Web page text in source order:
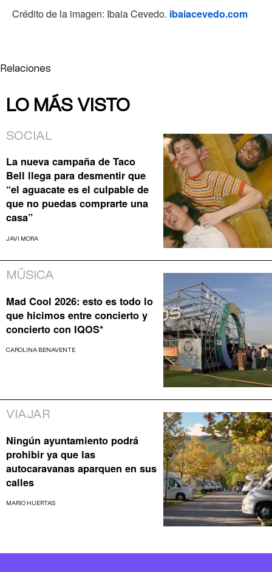
Crédito de la imagen: Ibaia Cevedo. ibaiacevedo.com
Relaciones
LO MÁS VISTO
SOCIAL
La nueva campaña de Taco
Bell llega para desmentir que
“el aguacate es el culpable de
que no puedas comprarte una
casa”
JAVI MORA
MÚSICA
Mad Cool 2026: esto es todo lo
que hicimos entre concierto y
concierto con IQOS*
CAROLINA BENAVENTE
VIAJAR
Ningún ayuntamiento podrá
prohibir ya que las
autocaravanas aparquen en sus
calles
MARIO HUERTAS